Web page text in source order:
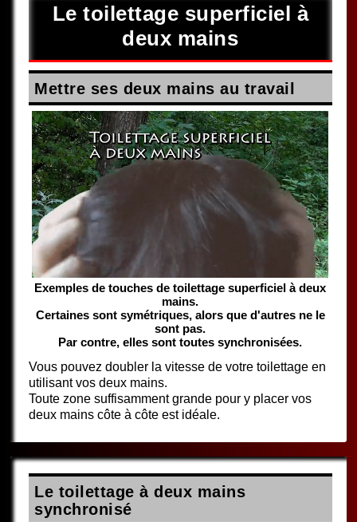
Le toilettage superficiel à
deux mains
Mettre ses deux mains au travail
Exemples de touches de toilettage superficiel à deux
mains.
Certaines sont symétriques, alors que d'autres ne le
sont pas.
Par contre, elles sont toutes synchronisées.
Vous pouvez doubler la vitesse de votre toilettage en
utilisant vos deux mains.
Toute zone suffisamment grande pour y placer vos
deux mains côte à côte est idéale.
Le toilettage à deux mains
synchronisé